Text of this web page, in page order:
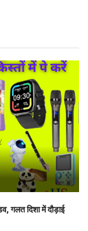
गलत दिशा में दौड़ाई